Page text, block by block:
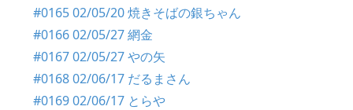
#0165 02/05/20 焼きそばの銀ちゃん
#0166 02/05/27 網金
#0167 02/05/27 やの矢
#0168 02/06/17 だるまさん
#0169 02/06/17 とらや